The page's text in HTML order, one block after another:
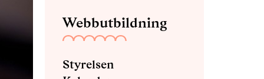
Webbutbildning
Styrelsen